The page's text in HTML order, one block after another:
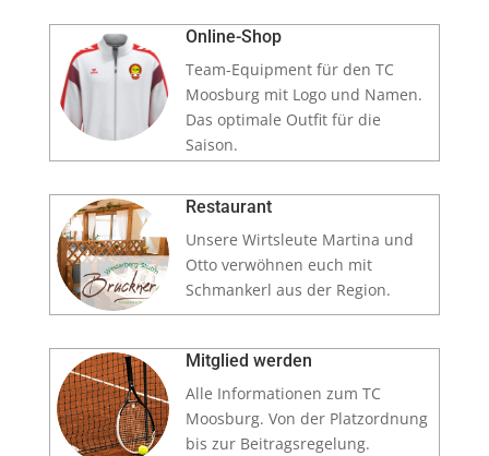
Online-Shop
Team-Equipment für den TC
Moosburg mit Logo und Namen.
Das optimale Outfit für die
Saison.
Restaurant
Unsere Wirtsleute Martina und
Otto verwöhnen euch mit
Schmankerl aus der Region.
Mitglied werden
Alle Informationen zum TC
Moosburg. Von der Platzordnung
bis zur Beitragsregelung.